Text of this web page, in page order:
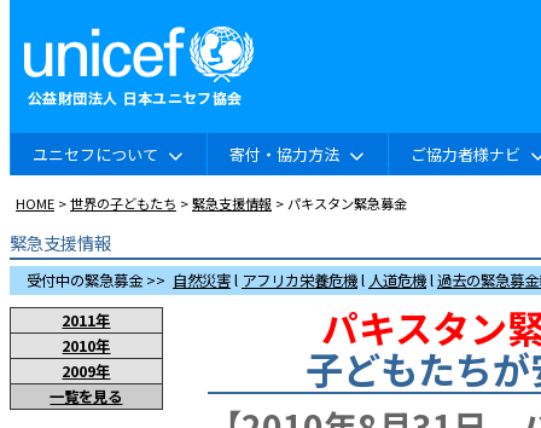
ユニセフについて 寄付・協力方法 ご協力者様ナビ
HOME >世界の子どもたち >緊急支援情報 > パキスタン緊急募金
緊急支援情報
受付中の緊急募金 >> 自然災害l アフリカ栄養危機l 人道危機l過去の緊急募
2011年
2010年
2009年
一覧を見る
パキスタン
子どもたち